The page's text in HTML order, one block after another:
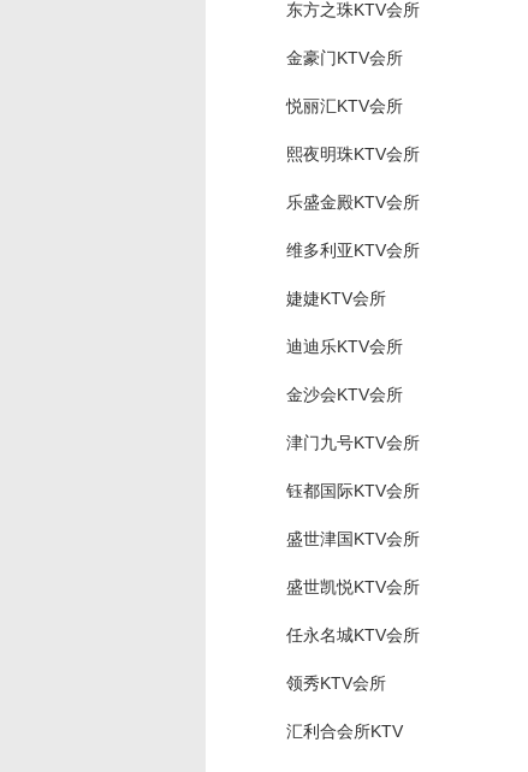
东方之珠KTV会所
金豪门KTV会所
悦丽汇KTV会所
熙夜明珠KTV会所
乐盛金殿KTV会所
维多利亚KTV会所
婕婕KTV会所
迪迪乐KTV会所
金沙会KTV会所
津门九号KTV会所
钰都国际KTV会所
盛世津国KTV会所
盛世凯悦KTV会所
任永名城KTV会所
领秀KTV会所
汇利合会所KTV